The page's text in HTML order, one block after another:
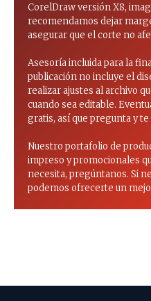
CorelDraw versión X8,
recomendamos dejar
asegurar que el corte no
Asesoría incluida para la
publicación no incluye el
realizar ajustes al archivo
cuando sea editable.
gratis, así que pregunta y
Nuestro portafolio de
impreso y promocionales
necesita, pregúntanos. Si
podemos ofrecerte un